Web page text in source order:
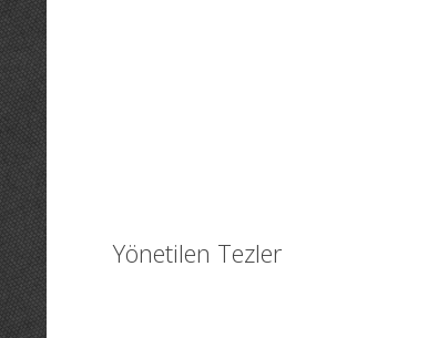
Yönetilen Tezler